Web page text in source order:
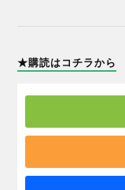
★購読はコチラから